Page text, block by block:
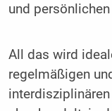
und
All das wird
regelmäßigen